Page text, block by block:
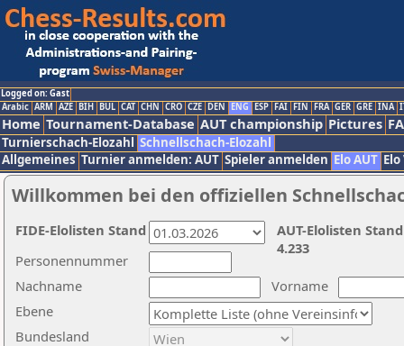
Logged on: Gast
Arabic ARM AZE BIH BUL CAT CHN CRO CZE DEN ENG ESP FAI FIN FRA GER GRE INA
Home Tournament-Database AUT championship Pictures
Turnierschach-Elozahl Schnellschach-Elozahl
Allgemeines Turnier anmelden: AUT Spieler anmelden Elo AUT
Willkommen bei den offiziellen
Nachname
Vorname
Ebene
Personennummer
Bundesland
AUT-Elolisten
4.233
FIDE-Elolisten Stand